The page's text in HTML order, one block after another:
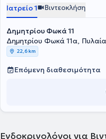
Ιατρείο 1 Βιντεοκλήση
Δημητρίου Φωκά 11
Δημητρίου Φωκά 11α,
22,6 km
Επόμενη διαθεσιμότητα
Ενδοκρινολόγοι για